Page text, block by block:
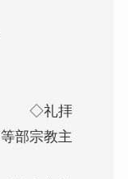
部宗教主